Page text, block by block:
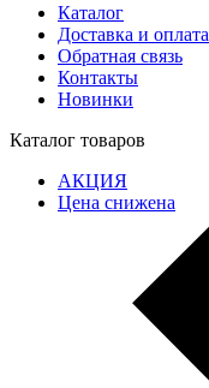
Каталог
Доставка и оплата
Обратная связь
Контакты
Новинки
Каталог товаров
АКЦИЯ
Цена снижена